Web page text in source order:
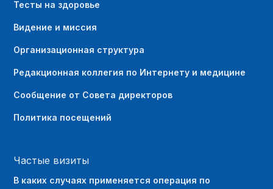
А., Чебечи Б.С., Озмен Н. 20-й Национальный
2004
Эффективность значений CRP и общего
острым инфарктом миокарда на
краткосрочный прогноз
симпозиум по неотложной медицинской
помощи в Турции.
Тесты на здоровье
Видение и миссия
Организационная структура
Редакционная коллегия по Интернету и медицине
Сообщение от Совета директоров
Политика посещений
Частые визиты
В каких случаях применяется операция по